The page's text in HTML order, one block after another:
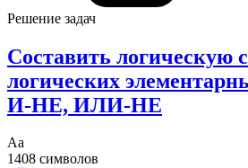
Решение задач
Составить логическую
логических
И-НЕ, ИЛИ-НЕ
Аа
1408 символов